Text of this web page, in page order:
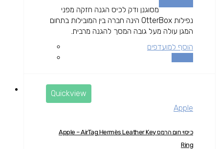
מסוגנן ודק לכיס הגנה חזקה מפני
נפילות OtterBox הינה חברה בין המובילות בתחום
המגן עולה מעל גובה המסך להגנה מרבית.
הוסף למועדפים
Quickview
Apple
כיסוי חום הרמס Apple – AirTag Hermès Leather Key
Ring